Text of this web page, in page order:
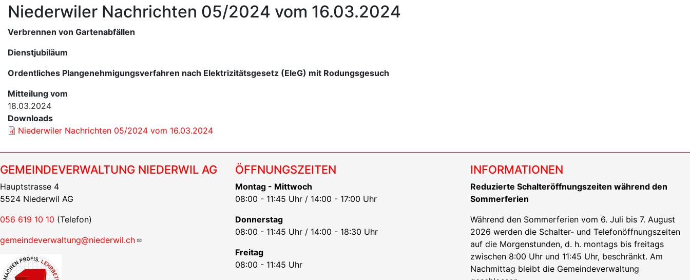
Niederwiler Nachrichten 05/2024 vom 16.03.2024
Verbrennen von Gartenabfällen
Dienstjubiläum
Ordentliches Plangenehmigungsverfahren nach Elektrizitätsgesetz (EleG) mit Rodungsgesuch
Mitteilung vom
18.03.2024
Downloads
Niederwiler Nachrichten 05/2024 vom 16.03.2024
GEMEINDEVERWALTUNG NIEDERWIL AG
Hauptstrasse 4
5524 Niederwil AG
056 619 10 10 (Telefon)
gemeindeverwaltung@niederwil.ch
ÖFFNUNGSZEITEN
Montag - Mittwoch
08:00 - 11:45 Uhr / 14:00 - 17:00 Uhr
Donnerstag
08:00 - 11:45 Uhr / 14:00 - 18:30 Uhr
Freitag
08:00 - 11:45 Uhr
INFORMATIONEN
Reduzierte Schalteröffnungszeiten während den
Sommerferien
Während den Sommerferien vom 6. Juli bis 7. August
2026 werden die Schalter- und Telefonöffnungszeiten
auf die Morgenstunden, d. h. montags bis freitags
zwischen 8:00 Uhr und 11:45 Uhr, beschränkt. Am
Nachmittag bleibt die Gemeindeverwaltung